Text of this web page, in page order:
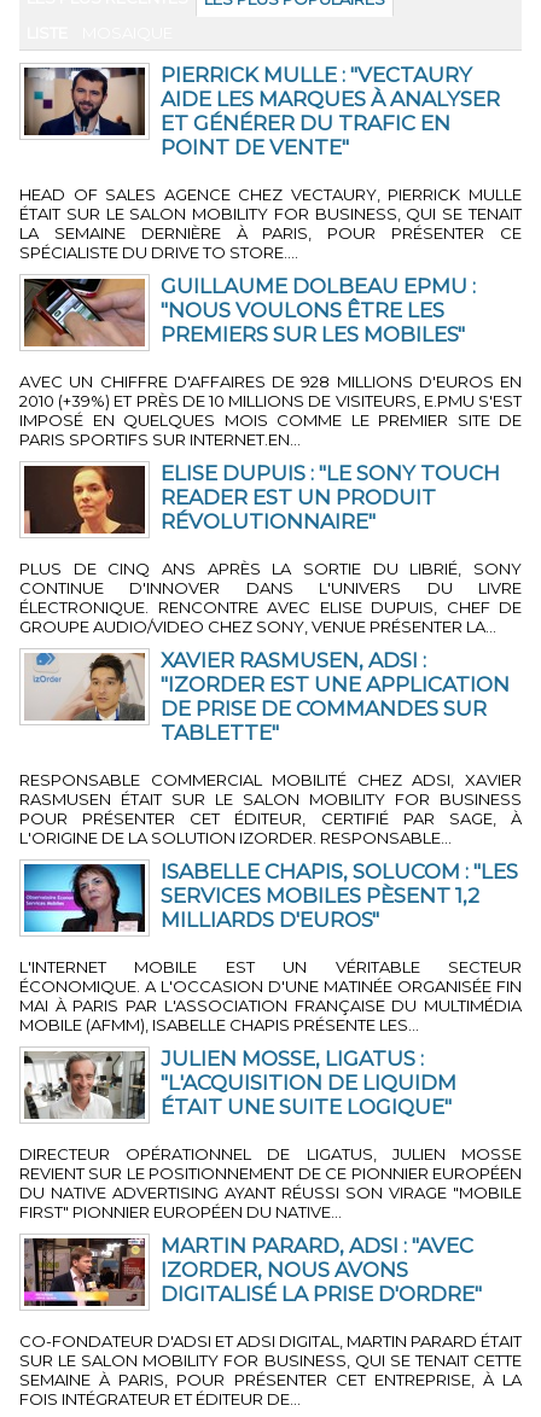
PIERRICK MULLE : "VECTAURY
AIDE LES MARQUES À ANALYSER
ET GÉNÉRER DU TRAFIC EN
POINT DE VENTE"
HEAD OF SALES AGENCE CHEZ VECTAURY, PIERRICK MULLE
ÉTAIT SUR LE SALON MOBILITY FOR BUSINESS, QUI SE TENAIT
LA SEMAINE DERNIÈRE À PARIS, POUR PRÉSENTER CE
SPÉCIALISTE DU DRIVE TO STORE....
GUILLAUME DOLBEAU EPMU :
"NOUS VOULONS ÊTRE LES
PREMIERS SUR LES MOBILES"
AVEC UN CHIFFRE D'AFFAIRES DE 928 MILLIONS D'EUROS EN
2010 (+39%) ET PRÈS DE 10 MILLIONS DE VISITEURS, E.PMU S'EST
IMPOSÉ EN QUELQUES MOIS COMME LE PREMIER SITE DE
PARIS SPORTIFS SUR INTERNET.EN...
ELISE DUPUIS : "LE SONY TOUCH
READER EST UN PRODUIT
RÉVOLUTIONNAIRE"
PLUS DE CINQ ANS APRÈS LA SORTIE DU LIBRIÉ, SONY
CONTINUE D'INNOVER DANS L'UNIVERS DU LIVRE
ÉLECTRONIQUE. RENCONTRE AVEC ELISE DUPUIS, CHEF DE
GROUPE AUDIO/VIDEO CHEZ SONY, VENUE PRÉSENTER LA...
XAVIER RASMUSEN, ADSI :
"IZORDER EST UNE APPLICATION
DE PRISE DE COMMANDES SUR
TABLETTE"
RESPONSABLE COMMERCIAL MOBILITÉ CHEZ ADSI, XAVIER
RASMUSEN ÉTAIT SUR LE SALON MOBILITY FOR BUSINESS
POUR PRÉSENTER CET ÉDITEUR, CERTIFIÉ PAR SAGE, À
L'ORIGINE DE LA SOLUTION IZORDER. RESPONSABLE...
ISABELLE CHAPIS, SOLUCOM : "LES
SERVICES MOBILES PÈSENT 1,2
MILLIARDS D'EUROS"
L'INTERNET MOBILE EST UN VÉRITABLE SECTEUR
ÉCONOMIQUE. A L'OCCASION D'UNE MATINÉE ORGANISÉE FIN
MAI À PARIS PAR L'ASSOCIATION FRANÇAISE DU MULTIMÉDIA
MOBILE (AFMM), ISABELLE CHAPIS PRÉSENTE LES...
JULIEN MOSSE, LIGATUS :
"L'ACQUISITION DE LIQUIDM
ÉTAIT UNE SUITE LOGIQUE"
DIRECTEUR OPÉRATIONNEL DE LIGATUS, JULIEN MOSSE
REVIENT SUR LE POSITIONNEMENT DE CE PIONNIER EUROPÉEN
DU NATIVE ADVERTISING AYANT RÉUSSI SON VIRAGE "MOBILE
FIRST" PIONNIER EUROPÉEN DU NATIVE...
MARTIN PARARD, ADSI : "AVEC
IZORDER, NOUS AVONS
DIGITALISÉ LA PRISE D'ORDRE"
CO-FONDATEUR D'ADSI ET ADSI DIGITAL, MARTIN PARARD ÉTAIT
SUR LE SALON MOBILITY FOR BUSINESS, QUI SE TENAIT CETTE
SEMAINE À PARIS, POUR PRÉSENTER CET ENTREPRISE, À LA
FOIS INTÉGRATEUR ET ÉDITEUR DE...